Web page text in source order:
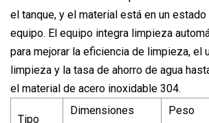
el tanque, y el material está en un
equipo. El equipo integra limpieza
para mejorar la eficiencia de limpieza, el
limpieza y la tasa de ahorro de agua
el material de acero inoxidable 304.
Tipo
Dimensiones
Peso